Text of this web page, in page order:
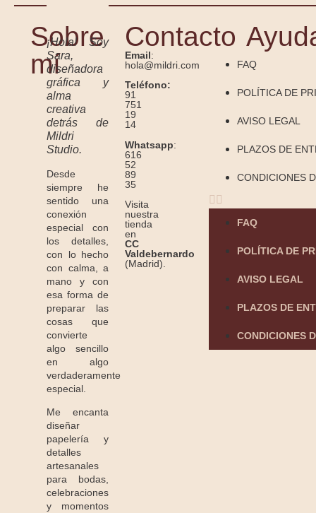
Sobre
mí
¡Hola! Soy
Sara,
diseñadora
gráfica y
alma
creativa
detrás de
Mildri
Studio.
Desde
siempre he
sentido una
conexión
especial con
los detalles,
con lo hecho
con calma, a
mano y con
esa forma de
preparar las
cosas que
convierte
algo sencillo
en algo
verdaderamente
especial.
Me encanta
diseñar
papelería y
detalles
artesanales
para bodas,
celebraciones
y momentos
Contacto
Email:
hola@mildri.com
Teléfono:
91
751
19
14
Whatsapp:
616
52
89
35
Visita
nuestra
tienda
en
CC
Valdebernardo
(Madrid).
FAQ
POLÍTICA DE
AVISO LEGAL
PLAZOS DE
CONDICIONES
FAQ
POLÍTICA DE
AVISO LEGAL
PLAZOS DE
CONDICIONES